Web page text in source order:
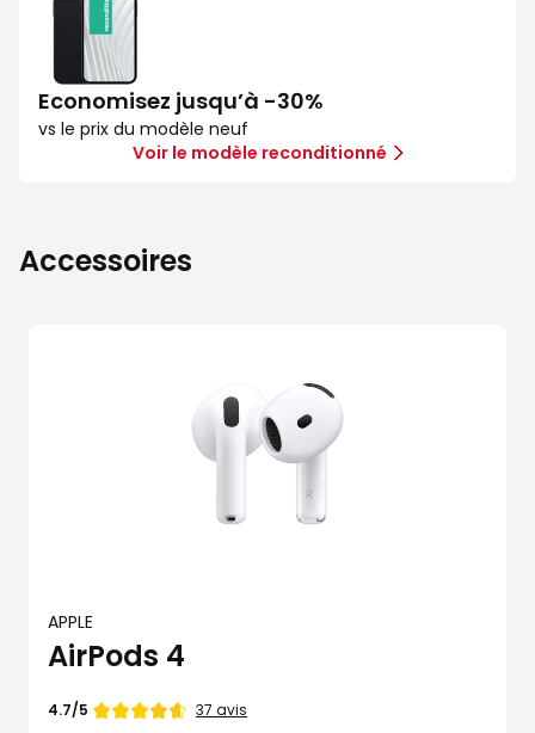
Economisez jusqu’à -30%
vs le prix du modèle neuf
Voir le modèle reconditionné
Accessoires
APPLE
AirPods 4
Note
4.7/5 37 avis